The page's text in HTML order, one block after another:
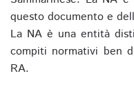
questo documento e
La NA è una entità
compiti normativi ben
RA.